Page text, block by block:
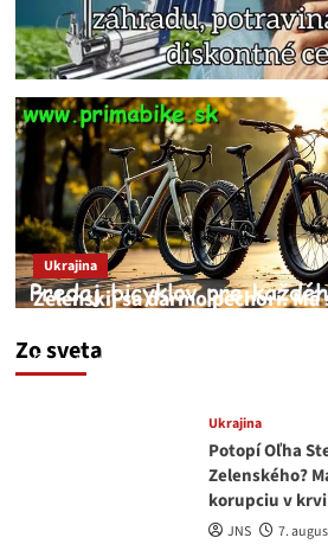
Zo sveta
Ukrajina
Zelenskij sa darmo pechorí. Má
medvedar
Ukrajina
Potopí Oľha
Zelenského?
korupciu v
JNS 7.